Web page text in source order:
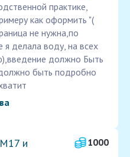
практике,
как оформить "(
не нужна,по
я делала воду, на всех
должно Быть
быть подробно
и
1000